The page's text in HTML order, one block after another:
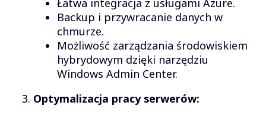
Łatwa integracja z usługami Azure.
Backup i przywracanie danych w
chmurze.
Możliwość zarządzania środowiskiem
hybrydowym dzięki narzędziu
Windows Admin Center.
Optymalizacja pracy serwerów: